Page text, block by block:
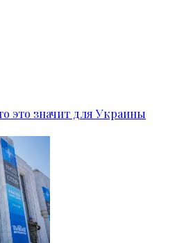
это значит для Украины